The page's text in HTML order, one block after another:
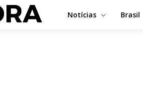
Notícias Brasil